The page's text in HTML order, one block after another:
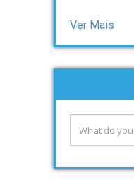
Ver Mais